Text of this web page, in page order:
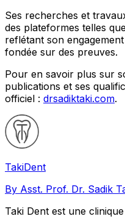
Ses recherches et
des plateformes telles
reflétant son
fondée sur des preuves.
Pour en savoir plus sur
publications et ses
officiel : drsadiktaki.com.
TakiDent
By Asst. Prof. Dr. Sadik
Taki Dent est une